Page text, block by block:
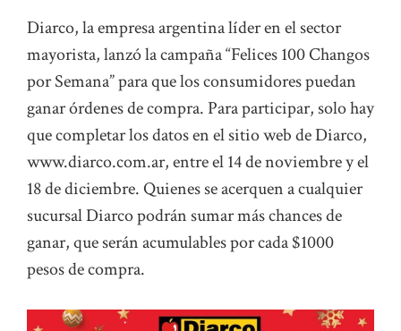
Diarco, la empresa argentina líder en el sector
mayorista, lanzó la campaña “Felices 100 Changos
por Semana” para que los consumidores puedan
ganar órdenes de compra. Para participar, solo hay
que completar los datos en el sitio web de Diarco,
www.diarco.com.ar, entre el 14 de noviembre y el
18 de diciembre. Quienes se acerquen a cualquier
sucursal Diarco podrán sumar más chances de
ganar, que serán acumulables por cada $1000
pesos de compra.